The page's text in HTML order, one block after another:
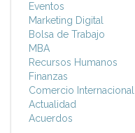
Eventos
Marketing Digital
Bolsa de Trabajo
MBA
Recursos Humanos
Finanzas
Comercio Internacional
Actualidad
Acuerdos